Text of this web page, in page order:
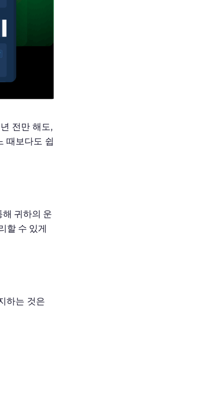
전만 해도,
때보다도 쉽
귀하의 운
할 수 있게
하는 것은